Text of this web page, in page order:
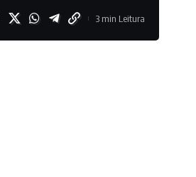
3 min Leitura